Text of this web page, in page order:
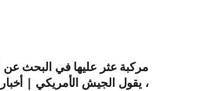
مركبة عثر عليها في البحث عن
، يقول الجيش الأمريكي | أخبار